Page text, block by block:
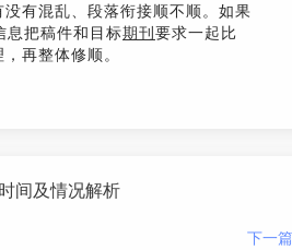
有混乱、段落衔接顺不顺。如果
息把稿件和目标期刊 要求一起比
再整体修顺。
间及情况解析
下一篇